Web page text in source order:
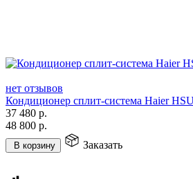
нет отзывов
Кондиционер сплит-система Haier
37 480 р.
48 800 р.
В корзину Заказать